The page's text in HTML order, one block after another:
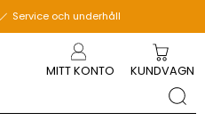
Service och underhåll
MITT KONTO KUNDVAGN